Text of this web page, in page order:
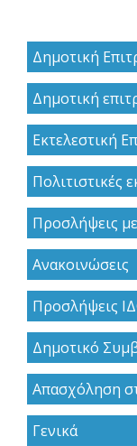
Δημοτική
Δημοτική
Εκτελεστική
Πολιτιστικές
Προσλήψεις
Ανακoινώσεις
Προσλήψεις
Δημοτικό
Απασχόληση
Γενικά